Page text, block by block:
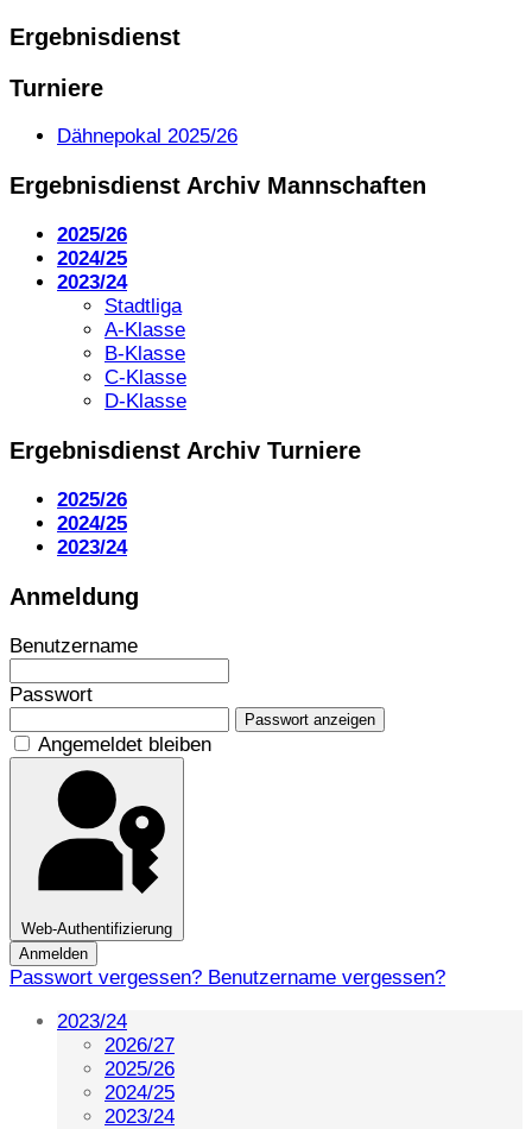
Ergebnisdienst
Turniere
Dähnepokal 2025/26
Ergebnisdienst Archiv Mannschaften
2025/26
2024/25
2023/24
Stadtliga
A-Klasse
B-Klasse
C-Klasse
D-Klasse
Ergebnisdienst Archiv Turniere
2025/26
2024/25
2023/24
Anmeldung
Benutzername
Passwort
Passwort anzeigen
Angemeldet bleiben
Web-Authentifizierung
Anmelden
Passwort vergessen? Benutzername vergessen?
2023/24
2026/27
2025/26
2024/25
2023/24